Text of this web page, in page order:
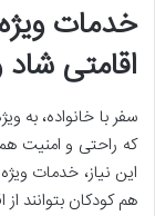
خدمات
اقامتی
سفر با خانواده، به
که راحتی و امنیت
این نیاز، خدمات
هم کودکان بتوانند